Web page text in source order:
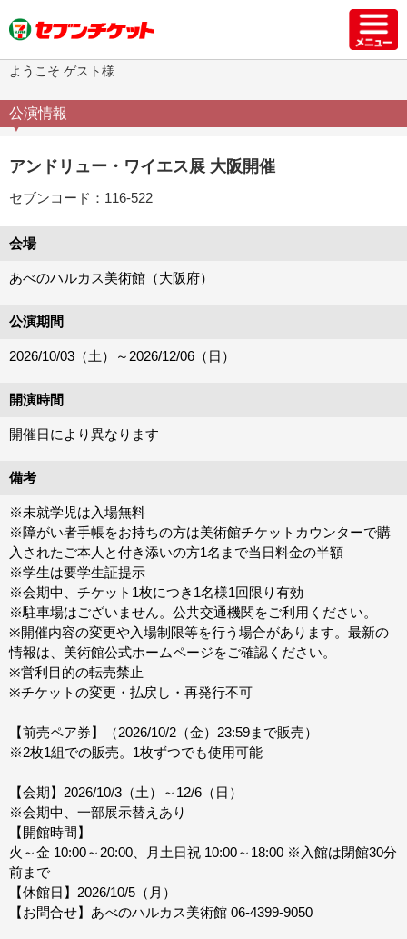
ようこそ ゲスト様
公演情報
アンドリュー・ワイエス展 大阪開催
セブンコード：116-522
会場
あべのハルカス美術館（大阪府）
公演期間
2026/10/03（土） ～ 2026/12/06（日）
開演時間
開催日により異なります
備考
※未就学児は入場無料
※障がい者手帳をお持ちの方は美術館チケットカウンターで購
入されたご本人と付き添いの方1名まで当日料金の半額
※学生は要学生証提示
※会期中、チケット1枚につき1名様1回限り有効
※駐車場はございません。公共交通機関をご利用ください。
※開催内容の変更や入場制限等を行う場合があります。最新の
情報は、美術館公式ホームページをご確認ください。
※営利目的の転売禁止
※チケットの変更・払戻し・再発行不可
【前売ペア券】（2026/10/2（金）23:59まで販売）
※2枚1組での販売。1枚ずつでも使用可能
【会期】2026/10/3（土）～12/6（日）
※会期中、一部展示替えあり
【開館時間】
火～金 10:00～20:00、月土日祝 10:00～18:00 ※入館は閉館30分
前まで
【休館日】2026/10/5（月）
【お問合せ】あべのハルカス美術館 06-4399-9050